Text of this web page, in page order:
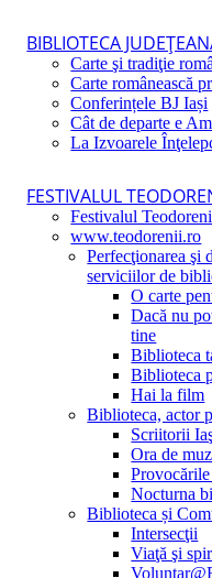
BIBLIOTECA
Carte şi tradiţie
Carte românească
Conferințele BJ Iași
Cât de departe e
La Izvoarele
FESTIVALUL
Festivalul
www.teodorenii.ro
Perfecţionarea şi
serviciilor de
O carte
Dacă nu
tine
Biblioteca
Biblioteca
Hai la film
Biblioteca, actor
Scriitorii
Ora de
Nocturna
Biblioteca și
Intersecţii
Viaţă şi